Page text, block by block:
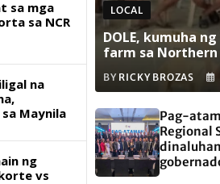
sa mga
sa NCR
na
Maynila
ng
vs
LOCAL
DOLE, kumuha
farm sa Northern
BY RICKY BROZAS
Pag-
Regional